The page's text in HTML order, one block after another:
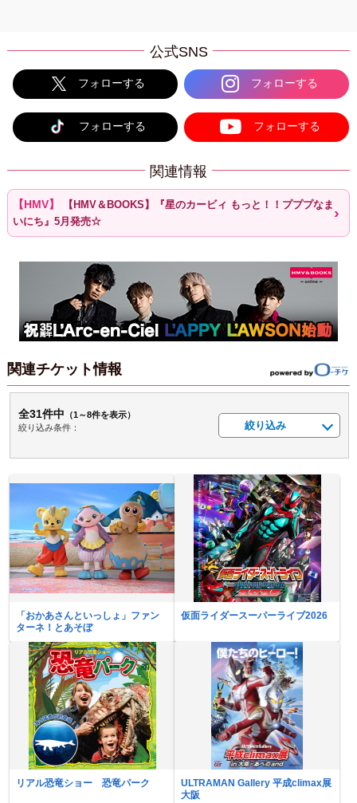
公式SNS
フォローする フォローする
フォローする フォローする
関連情報
【HMV＆BOOKS】『星のカービィ もっと！！プププなま
いにち』5月発売☆
関連チケット情報
全31件中 （1～8件を表示）
絞り込み条件：
絞り込み
「おかあさんといっしょ」ファン
ターネ！とあそぼ
仮面ライダースーパーライブ2026
リアル恐竜ショー 恐竜パーク
ULTRAMAN Gallery 平成climax展
大阪